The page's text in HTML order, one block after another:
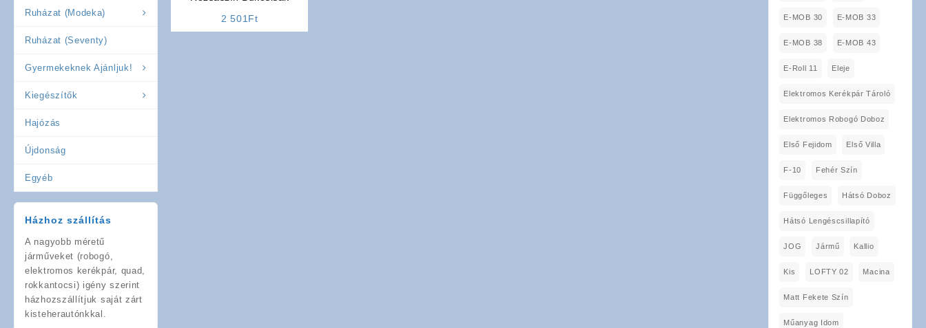
Ruházat (Modeka)
Ruházat (Seventy)
Gyermekeknek Ajánljuk!
Kiegészítők
Hajózás
Újdonság
Egyéb
Házhoz szállítás
A nagyobb méretű
járműveket (robogó,
elektromos kerékpár, quad,
rokkantocsi) igény szerint
házhozszállítjuk saját zárt
kisteherautónkkal.
2 501 Ft E-MOB 30 E-MOB 33
E-MOB 38 E-MOB 43
E-Roll 11 Eleje
Elektromos Kerékpár Tároló
Elektromos Robogó Doboz
Első Fejidom Első Villa
F-10 Fehér Szín
Függőleges Hátsó Doboz
Hátsó Lengéscsillapító
JOG Jármű Kallio
Kis LOFTY 02 Macina
Matt Fekete Szín
Műanyag Idom